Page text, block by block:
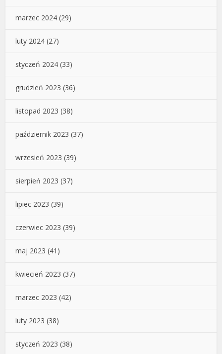
marzec 2024 (29)
luty 2024 (27)
styczeń 2024 (33)
grudzień 2023 (36)
listopad 2023 (38)
październik 2023 (37)
wrzesień 2023 (39)
sierpień 2023 (37)
lipiec 2023 (39)
czerwiec 2023 (39)
maj 2023 (41)
kwiecień 2023 (37)
marzec 2023 (42)
luty 2023 (38)
styczeń 2023 (38)